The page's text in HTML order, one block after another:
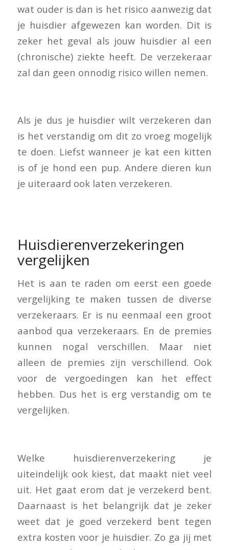
wat ouder is dan is het risico aanwezig dat
je huisdier afgewezen kan worden. Dit is
zeker het geval als jouw huisdier al een
(chronische) ziekte heeft. De verzekeraar
zal dan geen onnodig risico willen nemen.
Als je dus je huisdier wilt verzekeren dan
is het verstandig om dit zo vroeg mogelijk
te doen. Liefst wanneer je kat een kitten
is of je hond een pup. Andere dieren kun
je uiteraard ook laten verzekeren.
Huisdierenverzekeringen
vergelijken
Het is aan te raden om eerst een goede
vergelijking te maken tussen de diverse
verzekeraars. Er is nu eenmaal een groot
aanbod qua verzekeraars. En de premies
kunnen nogal verschillen. Maar niet
alleen de premies zijn verschillend. Ook
voor de vergoedingen kan het effect
hebben. Dus het is erg verstandig om te
vergelijken.
Welke huisdierenverzekering je
uiteindelijk ook kiest, dat maakt niet veel
uit. Het gaat erom dat je verzekerd bent.
Daarnaast is het belangrijk dat je zeker
weet dat je goed verzekerd bent tegen
extra kosten voor je huisdier. Zo ga jij met